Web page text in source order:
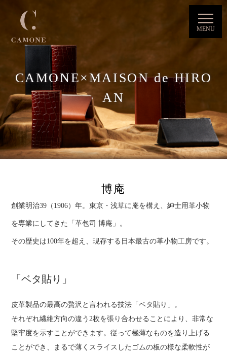
CAMONE×MAISON de HIRO
AN
博庵
創業明治39（1906）年。東京・浅草に庵を構え、紳士用革小物
を専業にしてきた「革包司 博庵」。
その歴史は100年を超え、現存する日本最古の革小物工房です。
「ベタ貼り」
皮革製品の最高の贅沢と言われる技法「ベタ貼り」。
それぞれ繊維方向の違う2枚を張り合わせることにより、非常な
堅牢度を示すことができます。従って極薄なものを造り上げる
ことができ、まるで薄くスライスしたゴムの板の様な柔軟性が